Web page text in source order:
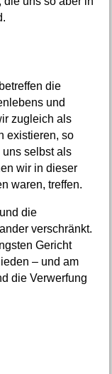
die
und
zugleich als
existieren, so
selbst als
wir in dieser
waren, treffen.
die
verschränkt.
Gericht
– und am
die Verwerfung